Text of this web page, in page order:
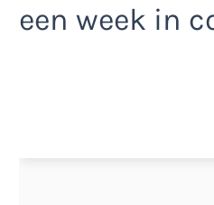
een week in